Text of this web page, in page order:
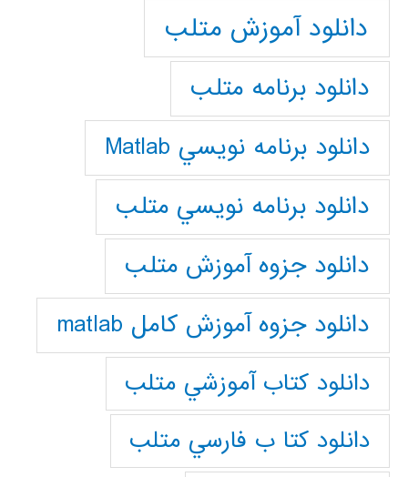
دانلود آموزش متلب
دانلود برنامه متلب
دانلود برنامه نويسي Matlab
دانلود برنامه نويسي متلب
دانلود جزوه آموزش متلب
دانلود جزوه آموزش کامل matlab
دانلود كتاب آموزشي متلب
دانلود كتا ب فارسي متلب